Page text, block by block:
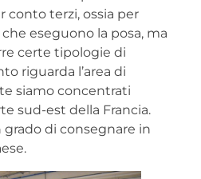
conto terzi, ossia per
eseguono la posa, ma
certe tipologie di
riguarda l’area di
siamo concentrati
sud-est della Francia.
di consegnare in